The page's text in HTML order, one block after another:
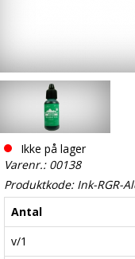
Ikke på lager
Varenr.: 00138
Produktkode: Ink-RGR-
Antal
v/1